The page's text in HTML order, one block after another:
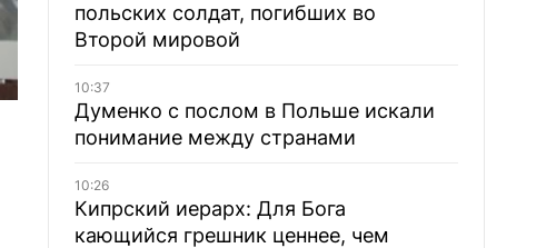
польских солдат, погибших во
Второй мировой
10:37
Думенко с послом в Польше искали
понимание между странами
10:26
Кипрский иерарх: Для Бога
кающийся грешник ценнее, чем